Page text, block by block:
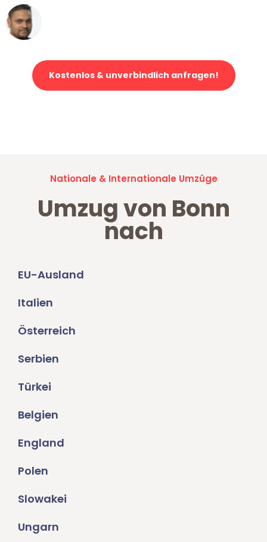
Kostenlos & unverbindlich anfragen!
Nationale & Internationale Umzüge
Umzug von Bonn
nach
EU-Ausland
Italien
Österreich
Serbien
Türkei
Belgien
England
Polen
Slowakei
Ungarn